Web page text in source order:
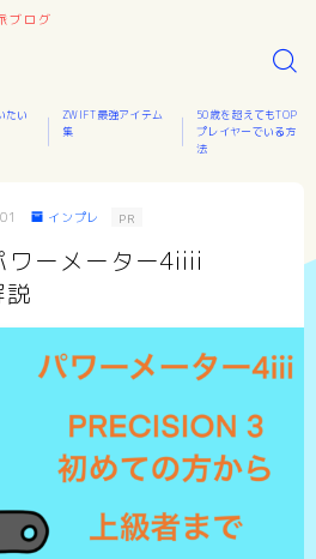
ブログ
たい
ZWIFT最強アイテム
集
50歳を超えてもTOP
プレイヤーでいる方
法
インプレ PR
ワーメーター4iiii
説